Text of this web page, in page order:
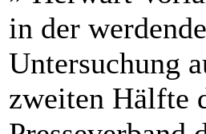
in der
Untersuchung
zweiten Hälfte